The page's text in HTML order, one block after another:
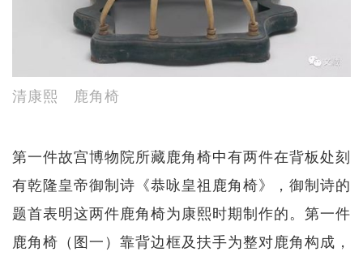
清康熙 鹿角椅
第一件故宫博物院所藏鹿角椅中有两件在背板处刻
有乾隆皇帝御制诗《恭咏皇祖鹿角椅》，御制诗的
题首表明这两件鹿角椅为康熙时期制作的。第一件
鹿角椅（图一）靠背边框及扶手为整对鹿角构成，